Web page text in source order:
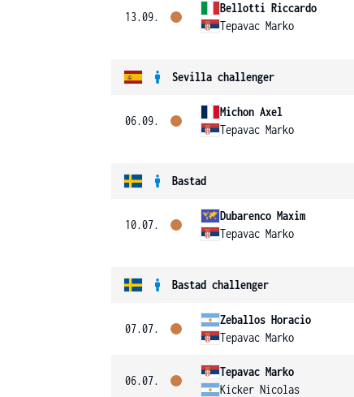
13.09.
Bellotti Riccardo
Tepavac Marko
Sevilla challenger
06.09.
Michon Axel
Tepavac Marko
Bastad
10.07.
Dubarenco Maxim
Tepavac Marko
Bastad challenger
07.07.
Zeballos Horacio
Tepavac Marko
06.07.
Tepavac Marko
Kicker Nicolas